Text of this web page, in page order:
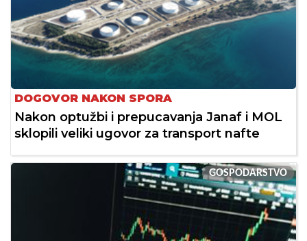
DOGOVOR NAKON SPORA
Nakon optužbi i prepucavanja Janaf i MOL
sklopili veliki ugovor za transport nafte
GOSPODARSTVO